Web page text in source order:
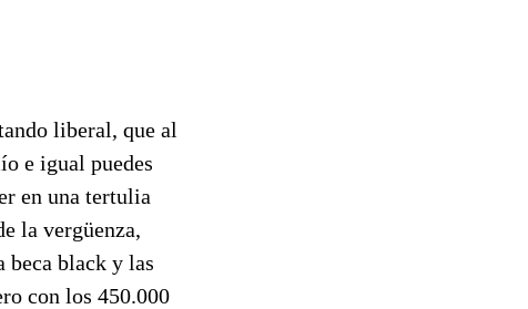
liberal, que al
e igual puedes
en una tertulia
la vergüenza,
beca black y las
con los 450.000